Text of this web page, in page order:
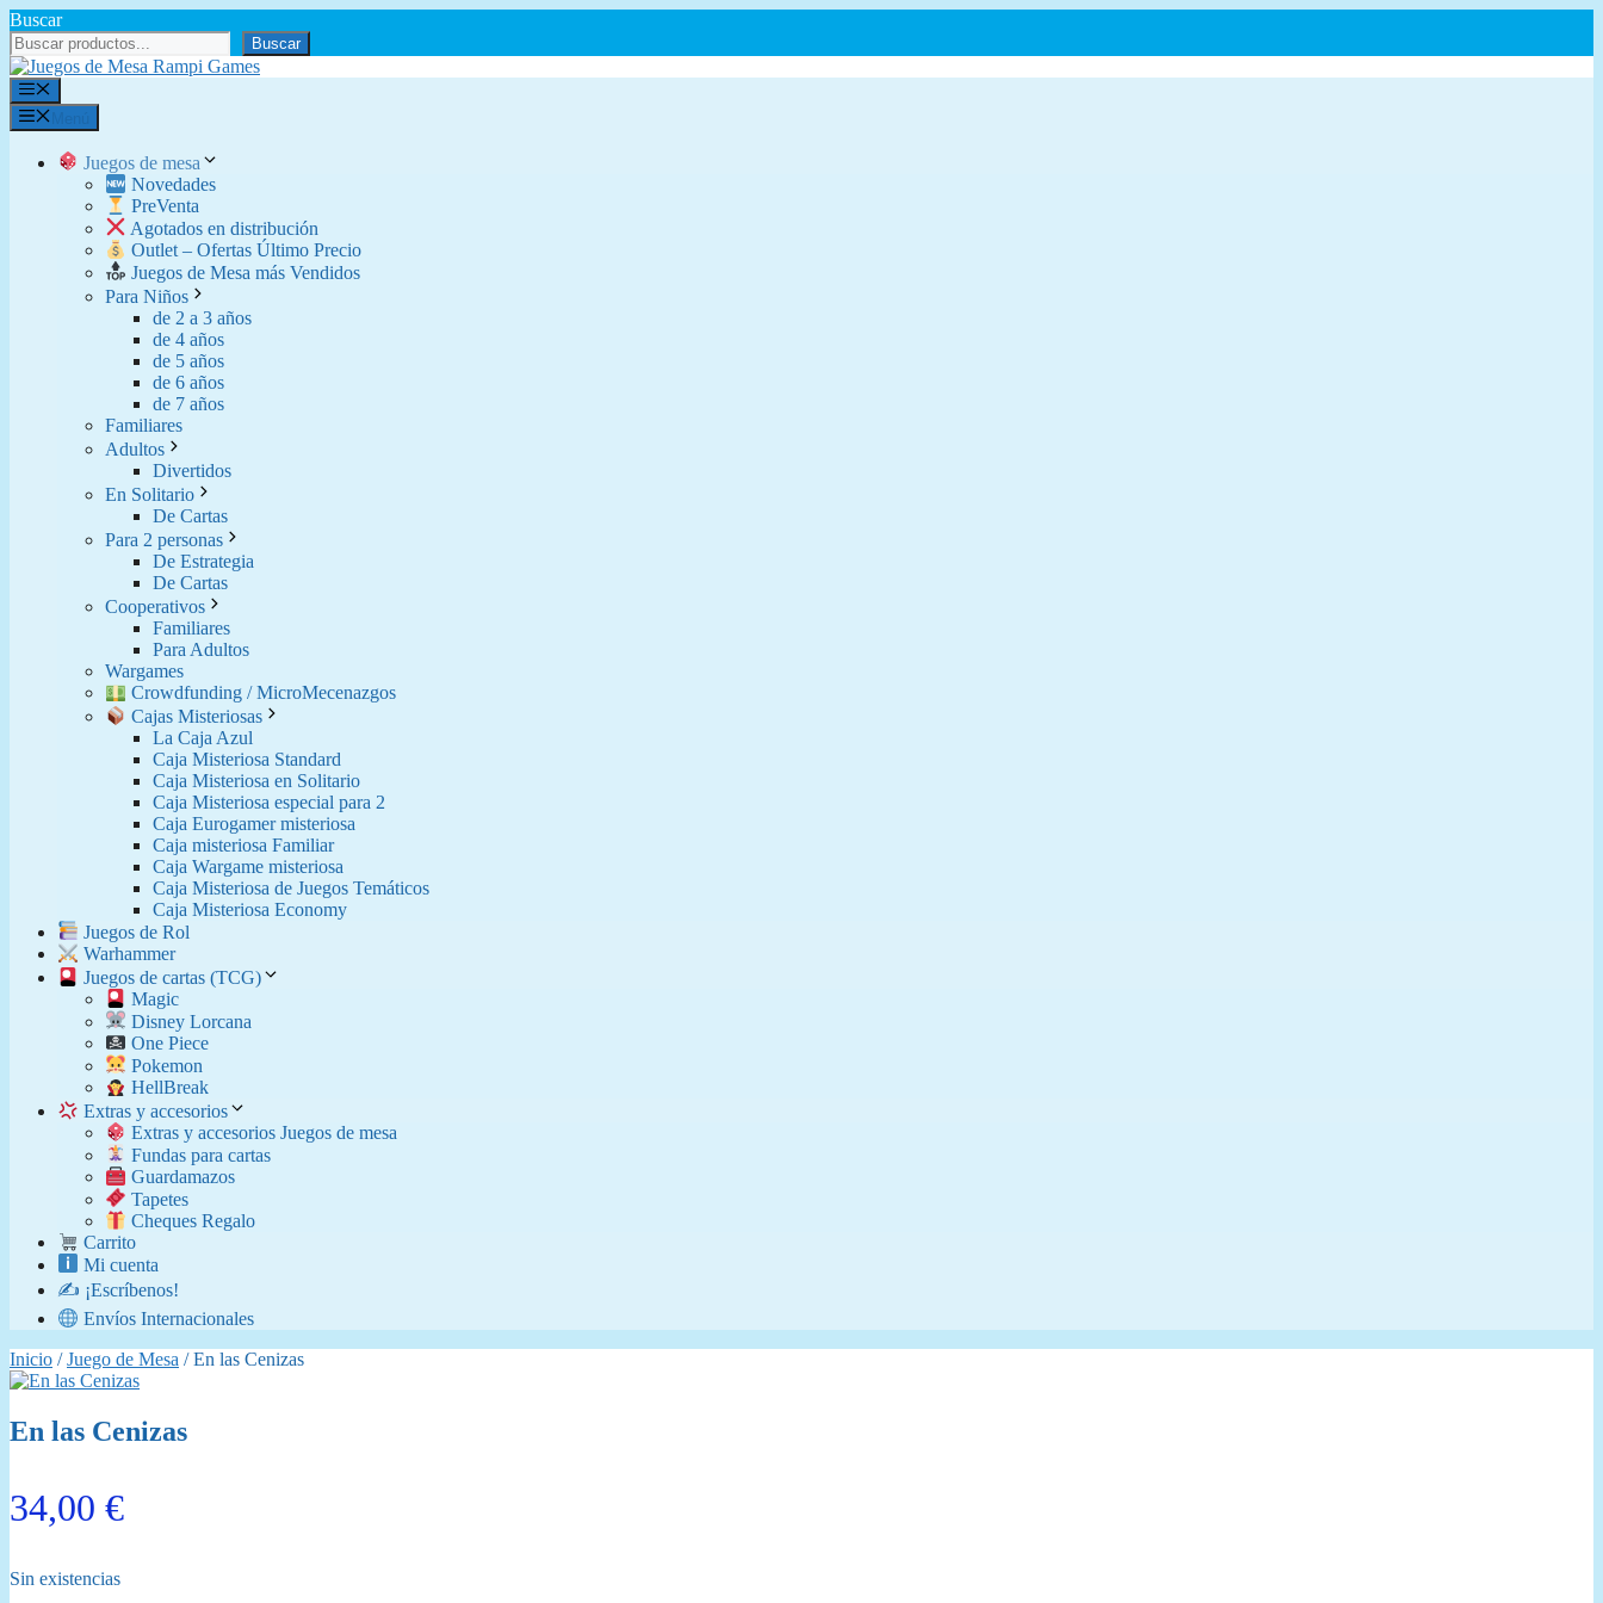
Saltar
al
contenido
Buscar
Buscar
Menú
Juegos de mesa
Novedades
PreVenta
Agotados en distribución
Outlet – Ofertas Último Precio
Juegos de Mesa más Vendidos
Para Niños
de 2 a 3 años
de 4 años
de 5 años
de 6 años
de 7 años
Familiares
Adultos
Divertidos
En Solitario
De Cartas
Para 2 personas
De Estrategia
De Cartas
Cooperativos
Familiares
Para Adultos
Wargames
Crowdfunding / MicroMecenazgos
Cajas Misteriosas
La Caja Azul
Caja Misteriosa Standard
Caja Misteriosa en Solitario
Caja Misteriosa especial para 2
Caja Eurogamer misteriosa
Caja misteriosa Familiar
Caja Wargame misteriosa
Caja Misteriosa de Juegos Temáticos
Caja Misteriosa Economy
Juegos de Rol
Warhammer
Juegos de cartas (TCG)
Magic
Disney Lorcana
One Piece
Pokemon
​ HellBreak
Extras y accesorios
Extras y accesorios Juegos de mesa
Fundas para cartas
Guardamazos
Tapetes
Cheques Regalo
Carrito
Mi cuenta
✍️ ¡Escríbenos!
Envíos Internacionales
Inicio /Juego de Mesa / En las Cenizas
En las Cenizas
34,00 €
Sin existencias